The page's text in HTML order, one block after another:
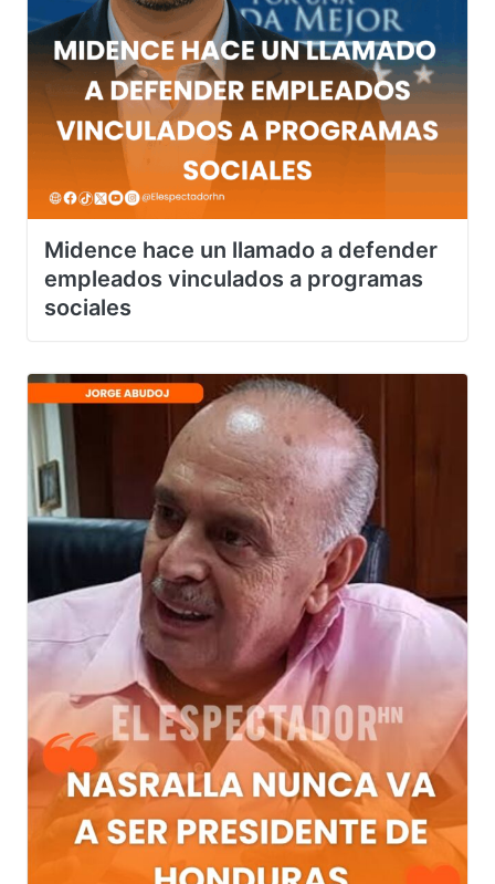
Midence hace un llamado a defender
empleados vinculados a programas